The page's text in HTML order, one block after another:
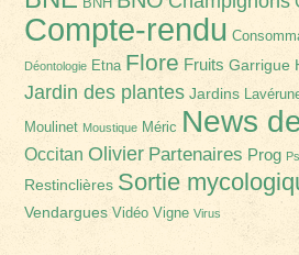
BNH
Compte-rendu
Déontologie Etna Flore Fruits Garrigue
Jardin des plantes Jardins
Moulinet Moustique Méric News
Occitan Olivier Partenaires Prog
Restinclières Sortie
Vendargues Vidéo Vigne Virus